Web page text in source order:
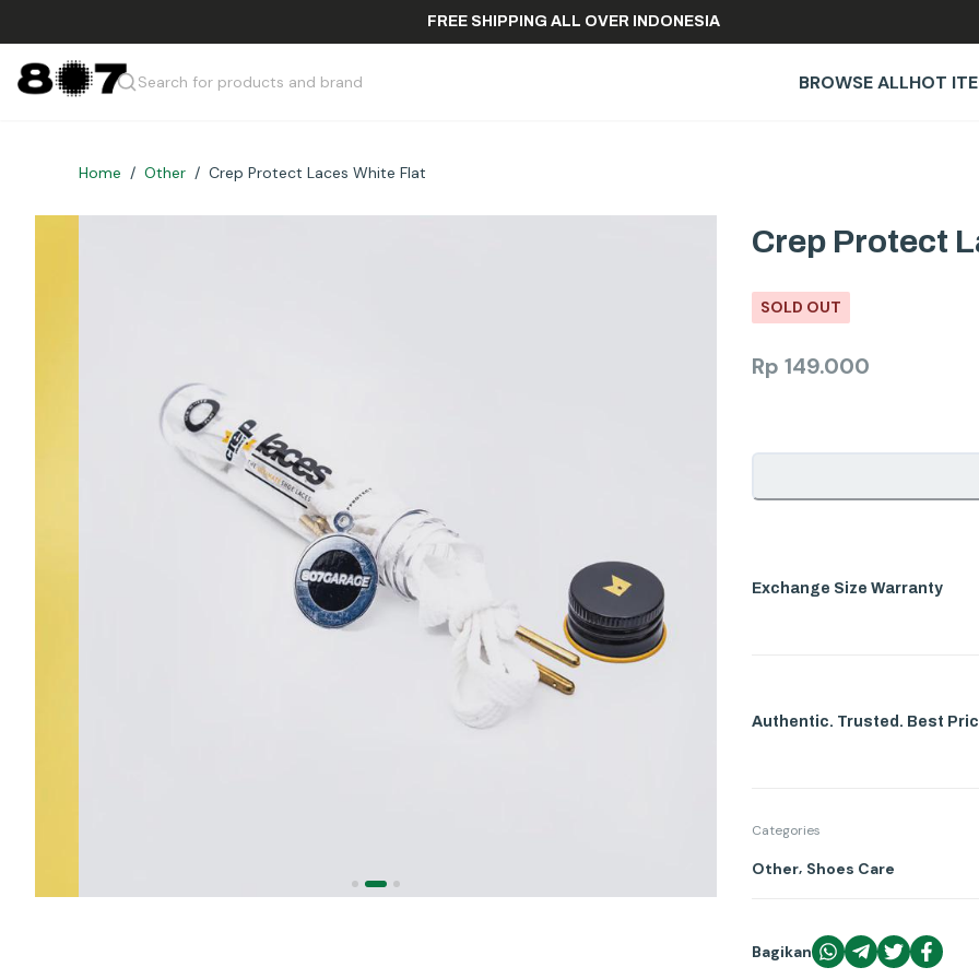
FREE SHIPPING ALL OVER INDONESIA
Search for products and brand BROWSE ALLHOT
Home / Other / Crep Protect Laces White Flat
Crep Protect
SOLD OUT
Rp 149.000
Exchange Size Warranty
Authentic. Trusted. Best
Categories
Other, Shoes Care
Bagikan